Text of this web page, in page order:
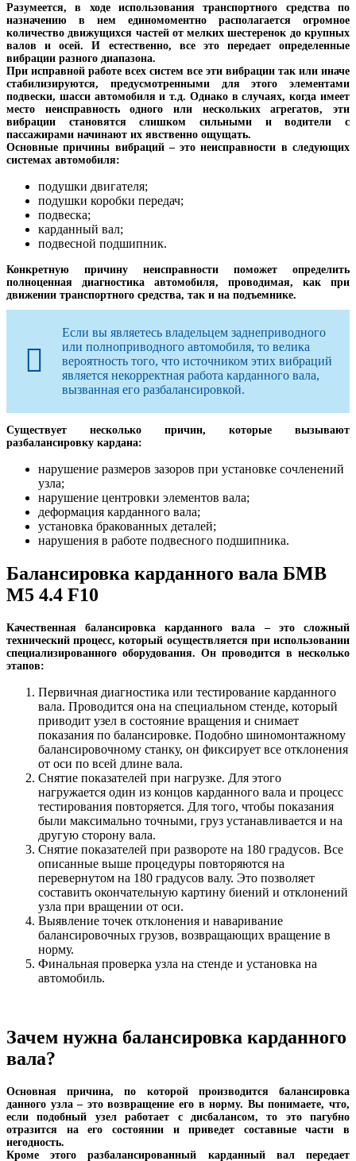
Разумеется, в ходе использования транспортного средства по
назначению в нем единомоментно располагается огромное
количество движущихся частей от мелких шестеренок до крупных
валов и осей. И естественно, все это передает определенные
вибрации разного диапазона.
При исправной работе всех систем все эти вибрации так или иначе
стабилизируются, предусмотренными для этого элементами
подвески, шасси автомобиля и т.д. Однако в случаях, когда имеет
место неисправность одного или нескольких агрегатов, эти
вибрации становятся слишком сильными и водители с
пассажирами начинают их явственно ощущать.
Основные причины вибраций – это неисправности в следующих
системах автомобиля:
подушки двигателя;
подушки коробки передач;
подвеска;
карданный вал;
подвесной подшипник.
Конкретную причину неисправности поможет определить
полноценная диагностика автомобиля, проводимая, как при
движении транспортного средства, так и на подъемнике.
Если вы являетесь владельцем заднеприводного
или полноприводного автомобиля, то велика
вероятность того, что источником этих вибраций
является некорректная работа карданного вала,
вызванная его разбалансировкой.
Существует несколько причин, которые вызывают
разбалансировку кардана:
нарушение размеров зазоров при установке сочленений
узла;
нарушение центровки элементов вала;
деформация карданного вала;
установка бракованных деталей;
нарушения в работе подвесного подшипника.
Балансировка карданного вала БМВ
М5 4.4 F10
Качественная балансировка карданного вала – это сложный
технический процесс, который осуществляется при использовании
специализированного оборудования. Он проводится в несколько
этапов:
Первичная диагностика или тестирование карданного
вала. Проводится она на специальном стенде, который
приводит узел в состояние вращения и снимает
показания по балансировке. Подобно шиномонтажному
балансировочному станку, он фиксирует все отклонения
от оси по всей длине вала.
Снятие показателей при нагрузке. Для этого
нагружается один из концов карданного вала и процесс
тестирования повторяется. Для того, чтобы показания
были максимально точными, груз устанавливается и на
другую сторону вала.
Снятие показателей при развороте на 180 градусов. Все
описанные выше процедуры повторяются на
перевернутом на 180 градусов валу. Это позволяет
составить окончательную картину биений и отклонений
узла при вращении от оси.
Выявление точек отклонения и наваривание
балансировочных грузов, возвращающих вращение в
норму.
Финальная проверка узла на стенде и установка на
автомобиль.
Зачем нужна балансировка карданного
вала?
Основная причина, по которой производится балансировка
данного узла – это возвращение его в норму. Вы понимаете, что,
если подобный узел работает с дисбалансом, то это пагубно
отразится на его состоянии и приведет составные части в
негодность.
Кроме этого разбалансированный карданный вал передает